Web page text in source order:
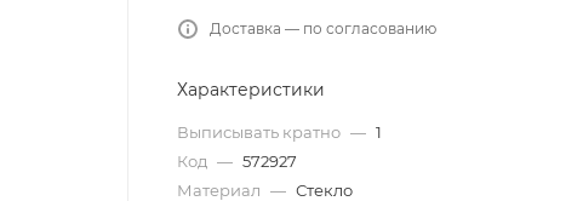
Доставка — по согласованию
Характеристики
Выписывать кратно — 1
Код — 572927
Материал — Стекло